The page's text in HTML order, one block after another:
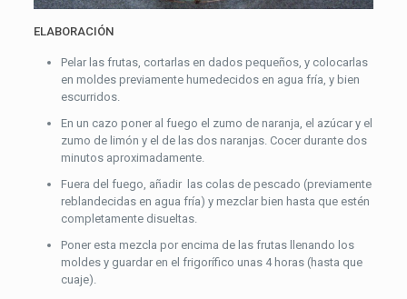
ELABORACIÓN
Pelar las frutas, cortarlas en dados pequeños, y colocarlas
en moldes previamente humedecidos en agua fría, y bien
escurridos.
En un cazo poner al fuego el zumo de naranja, el azúcar y el
zumo de limón y el de las dos naranjas. Cocer durante dos
minutos aproximadamente.
Fuera del fuego, añadir las colas de pescado (previamente
reblandecidas en agua fría) y mezclar bien hasta que estén
completamente disueltas.
Poner esta mezcla por encima de las frutas llenando los
moldes y guardar en el frigorífico unas 4 horas (hasta que
cuaje).